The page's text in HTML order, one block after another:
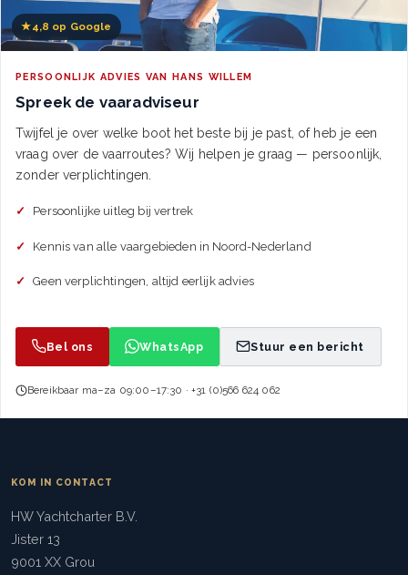
★4,8 op Google
PERSOONLIJK ADVIES VAN HANS WILLEM
Spreek de vaaradviseur
Twijfel je over welke boot het beste bij je past, of heb je een
vraag over de vaarroutes? Wij helpen je graag — persoonlijk,
zonder verplichtingen.
Persoonlijke uitleg bij vertrek
Kennis van alle vaargebieden in Noord-Nederland
Geen verplichtingen, altijd eerlijk advies
Bel ons WhatsApp Stuur een bericht
Bereikbaar ma–za 09:00–17:30 · +31 (0)566 624 062
KOM IN CONTACT
HW Yachtcharter B.V.
Jister 13
9001 XX Grou